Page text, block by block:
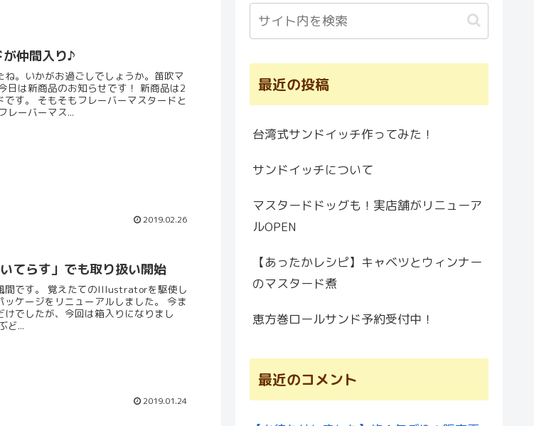
仲間入り♪
。いかがお過ごしでしょうか。笛吹マ
スタードと
レーバーマス...
2019.02.26
てらす」でも取り扱い開始
を駆使し
ケージをリニューアルしました。 今ま
でしたが、今回は箱入りになりまし
味期限も見やすい！ ぶど...
2019.01.24
最近の投稿
台湾式サンドイッチ作ってみた！
サンドイッチについて
マスタードドッグも！実店舗がリニューア
ルOPEN
【あったかレシピ】キャベツとウィンナー
のマスタード煮
恵方巻ロールサンド予約受付中！
最近のコメント